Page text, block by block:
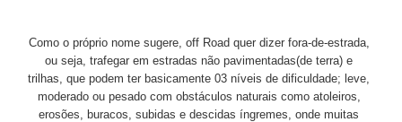
Como o próprio nome sugere, off Road quer dizer fora-de-estrada,
ou seja, trafegar em estradas não pavimentadas(de terra) e
trilhas, que podem ter basicamente 03 níveis de dificuldade; leve,
moderado ou pesado com obstáculos naturais como atoleiros,
erosões, buracos, subidas e descidas íngremes, onde muitas